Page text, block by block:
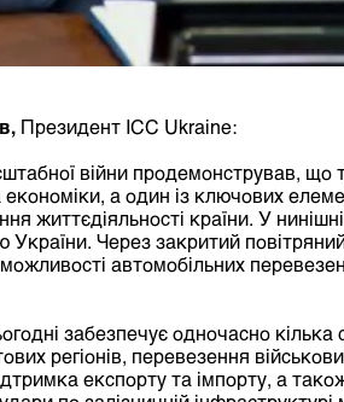
Президент ICC Ukraine:
війни продемонстрував,
а один із ключових
життєдіяльності країни. У
Через закритий
автомобільних
забезпечує одночасно кілька
регіонів, перевезення
експорту та імпорту, а